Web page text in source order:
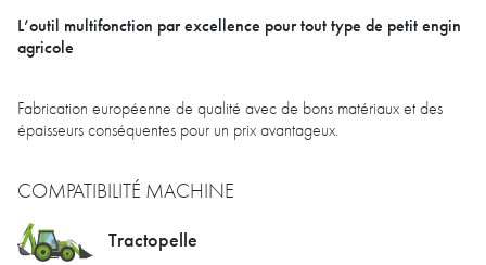
L’outil multifonction par excellence pour tout type de petit engin
agricole
Fabrication européenne de qualité avec de bons matériaux et des
épaisseurs conséquentes pour un prix avantageux.
COMPATIBILITÉ MACHINE
Tractopelle